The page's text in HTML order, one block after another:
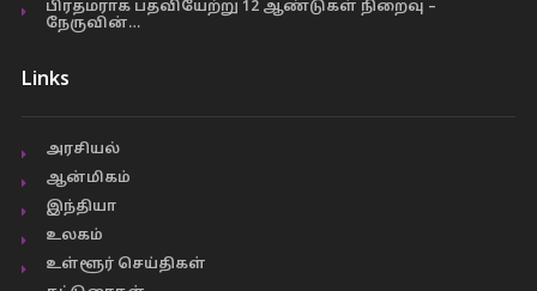
பிரதமராக பதவியேற்று 12 ஆண்டுகள் நிறைவு –
நேருவின்…
Links
அரசியல்
ஆன்மிகம்
இந்தியா
உலகம்
உள்ளூர் செய்திகள்